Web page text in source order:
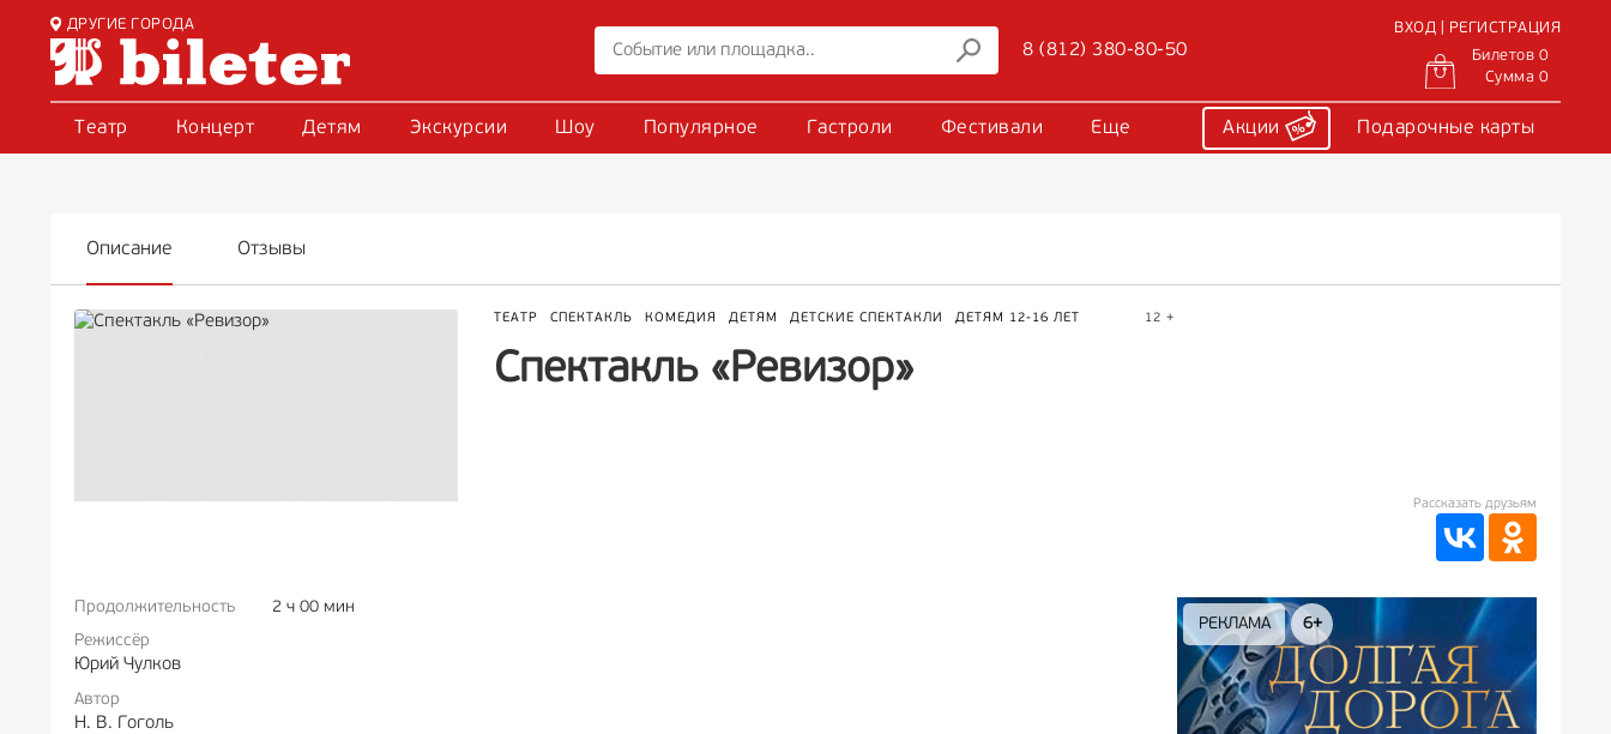
ДРУГИЕ ГОРОДА
8 (812) 380-80-50
ВХОД | РЕГИСТРАЦИЯ
Билетов 0
Сумма 0
Театр Концерт Детям Экскурсии Шоу Популярное Гастроли Фестивали Еще Акции Подарочные карты
Описание Отзывы
ТЕАТР СПЕКТАКЛЬ КОМЕДИЯ ДЕТЯМ ДЕТСКИЕ СПЕКТАКЛИ ДЕТЯМ 12-16 ЛЕТ 12 +
Спектакль «Ревизор»
Рассказать друзьям
Продолжительность
2 ч 00 мин
Режиссёр
Юрий Чулков
Автор
Н. В. Гоголь
РЕКЛАМА 12+